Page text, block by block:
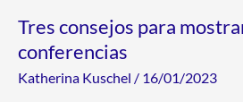
Tres consejos para
conferencias
Katherina Kuschel / 16/01/2023